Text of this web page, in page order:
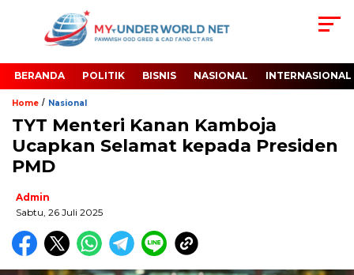
BERANDA POLITIK BISNIS NASIONAL INTERNASIONAL
Home / Nasional
TYT Menteri Kanan Kamboja
Ucapkan Selamat kepada Presiden
PMD
Admin
Sabtu, 26 Juli 2025